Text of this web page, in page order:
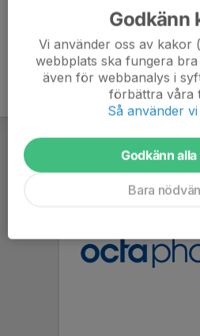
Godkänn
Vi använder oss av kakor
webbplats ska fungera
även för webbanalys i
förbättra våra
Så använder
Godkänn
Bara